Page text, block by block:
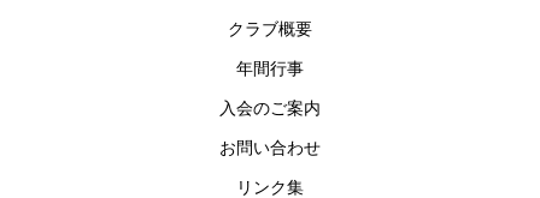
クラブ概要
年間行事
入会のご案内
お問い合わせ
リンク集